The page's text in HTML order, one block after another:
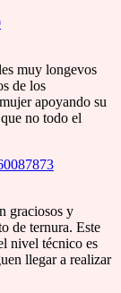
muy longevos
de los
apoyando su
no todo el
graciosos y
de ternura. Este
nivel técnico es
llegar a realizar